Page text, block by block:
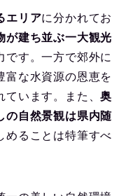
エリアに分かれてお
が建ち並ぶ一大観光
です。一方で郊外に
富な水資源の恩恵を
ています。また、奥
の自然景観は県内随
めることは特筆すべ